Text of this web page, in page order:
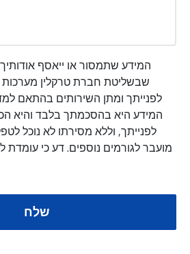
המידע שתמסור או ייאסף
שבשליטת חברת טרקלין
לפנייתך ומתן השירותים בהתאם
המידע היא בהסכמתך בלבד והיא
לפנייתך, וללא מסירתו לא נוכל
מועבר לגורמים נוספים. דע כי עומדת
שלח